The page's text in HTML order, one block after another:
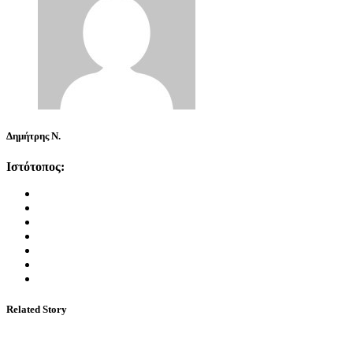
Δημήτρης Ν.
Ιστότοπος:
Related Story